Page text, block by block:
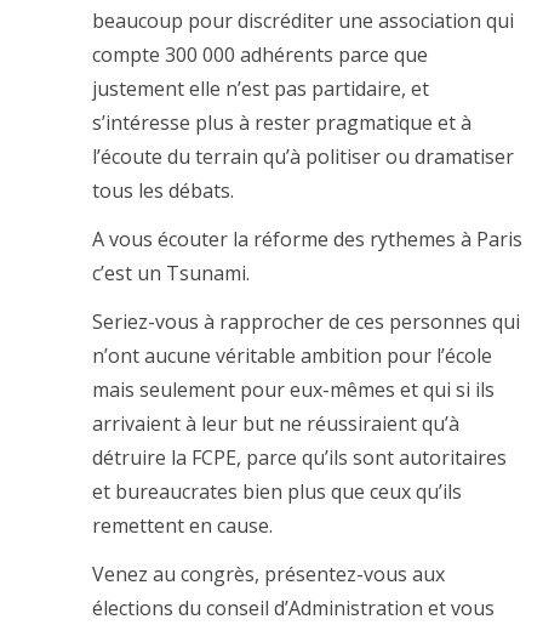
beaucoup pour discréditer une association qui
compte 300 000 adhérents parce que
justement elle n’est pas partidaire, et
s’intéresse plus à rester pragmatique et à
l’écoute du terrain qu’à politiser ou dramatiser
tous les débats.
A vous écouter la réforme des rythemes à Paris
c’est un Tsunami.
Seriez-vous à rapprocher de ces personnes qui
n’ont aucune véritable ambition pour l’école
mais seulement pour eux-mêmes et qui si ils
arrivaient à leur but ne réussiraient qu’à
détruire la FCPE, parce qu’ils sont autoritaires
et bureaucrates bien plus que ceux qu’ils
remettent en cause.
Venez au congrès, présentez-vous aux
élections du conseil d’Administration et vous